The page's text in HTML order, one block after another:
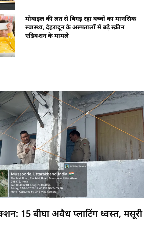
मोबाइल की लत से बिगड़ रहा बच्चों का मानसिक
स्वास्थ्य, देहरादून के अस्पतालों में बढ़े स्क्रीन
एडिक्शन के मामले
15 बीघा अवैध प्लाटिंग ध्वस्त, मसूरी